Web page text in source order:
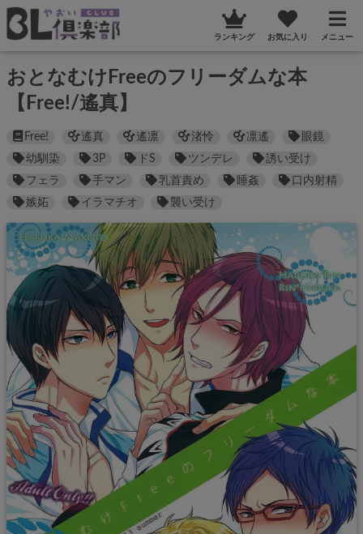
ランキング お気に入り メニュー
おとなむけFreeのフリーダムな本
【Free!/遙真】
Free! 遙真 遙凛 渚怜 凛遙
眼鏡
幼馴染
3P ドS ツンデレ
誘い受け
フェラ
手マン 乳首責め 睡姦
口内射精
嫉妬
イラマチオ 襲い受け